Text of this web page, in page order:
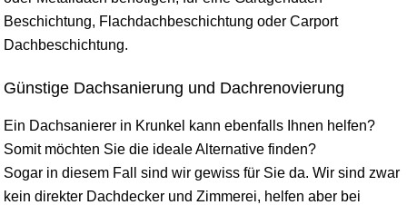
Beschichtung, Flachdachbeschichtung oder Carport
Dachbeschichtung.
Günstige Dachsanierung und Dachrenovierung
Ein Dachsanierer in Krunkel kann ebenfalls Ihnen helfen?
Somit möchten Sie die ideale Alternative finden?
Sogar in diesem Fall sind wir gewiss für Sie da. Wir sind zwar
kein direkter Dachdecker und Zimmerei, helfen aber bei